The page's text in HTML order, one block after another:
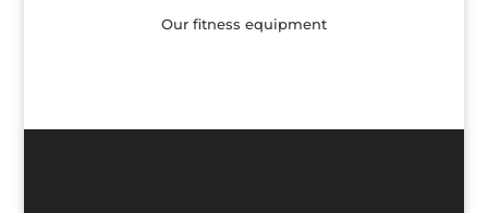
Our fitness equipment